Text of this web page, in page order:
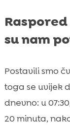
su nam
Postavili smo
toga se uvijek
dnevno: u
20 minuta,